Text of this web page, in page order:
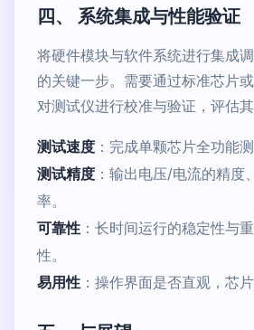
四、 系统集成与性能验证
将硬件模块与软件系统进行集成
的关键一步。需要通过标准芯片
对测试仪进行校准与验证，评估
测试速度 ：完成单颗芯片全功能
测试精度 ：输出电压/电流的精度
率。
可靠性 ：长时间运行的稳定性与
性。
易用性 ：操作界面是否直观，芯